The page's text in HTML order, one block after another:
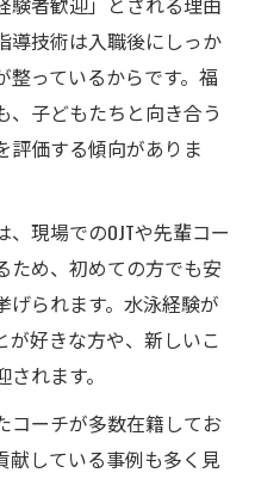
導技術は入職後にしっか
整っているからです。福
、子どもたちと向き合う
評価する傾向がありま
現場でのOJTや先輩コー
ため、初めての方でも安
げられます。水泳経験が
が好きな方や、新しいこ
れます。
コーチが多数在籍してお
献している事例も多く見